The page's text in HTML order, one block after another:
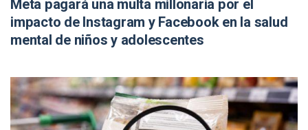
Meta pagará una multa millonaria por el
impacto de Instagram y Facebook en la salud
mental de niños y adolescentes